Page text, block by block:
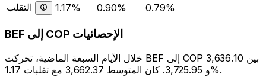
التقلب
1.17% 0.90% 0.79%
BEF إلى COP الإحصائيات
خلال الأيام السبعة الماضية، تحركت BEF إلى COP بين 3,636.10
و 3,725.95. كان المتوسط 3,662.37 مع تقلبات 1.17%.